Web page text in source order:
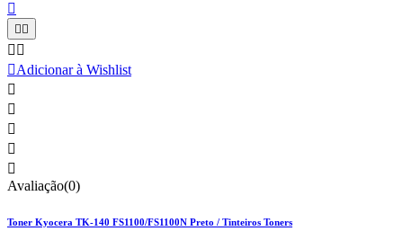

 
 
Adicionar à Wishlist





Avaliação(0)
Toner Kyocera TK-140 FS1100/FS1100N Preto / Tinteiros Toners